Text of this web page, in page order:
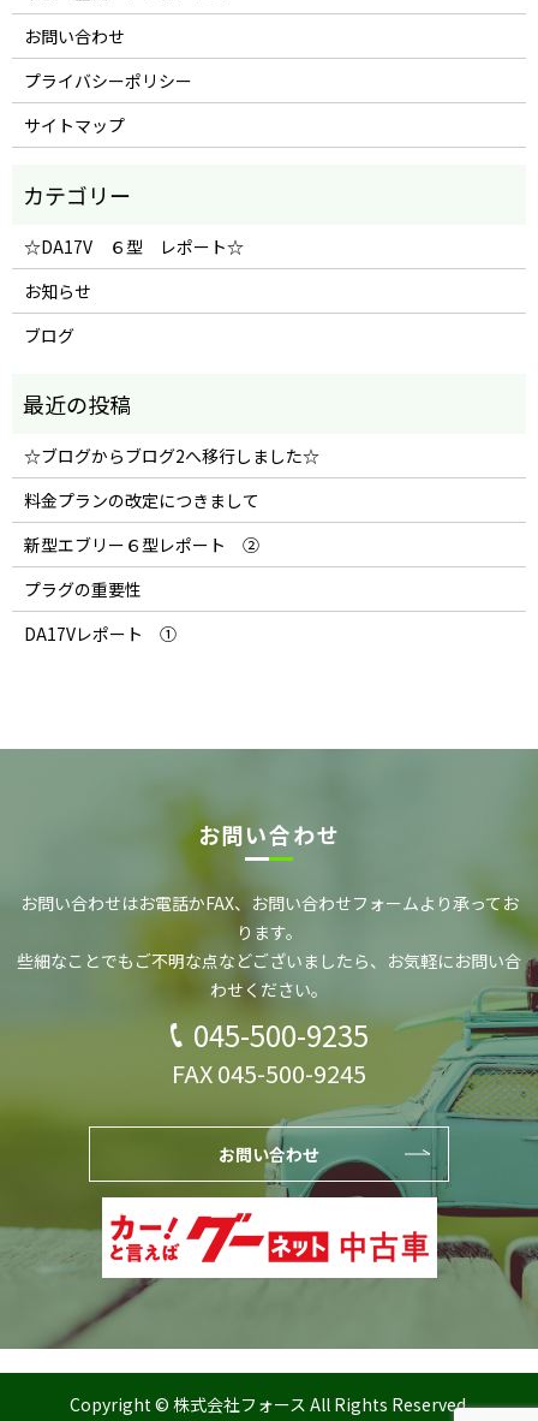
お問い合わせ
プライバシーポリシー
サイトマップ
☆DA17V ６型 レポート☆
お知らせ
ブログ
☆ブログからブログ2へ移行しました☆
料金プランの改定につきまして
新型エブリー６型レポート ②
プラグの重要性
DA17Vレポート ①
お問い合わせ
お問い合わせはお電話かFAX、お問い合わせフォームより承ってお
ります。
些細なことでもご不明な点などございましたら、 お気軽にお問い合
わせください。
045-500-9235
FAX 045-500-9245
お問い合わせ
Copyright © 株式会社フォース All Rights Reserved.